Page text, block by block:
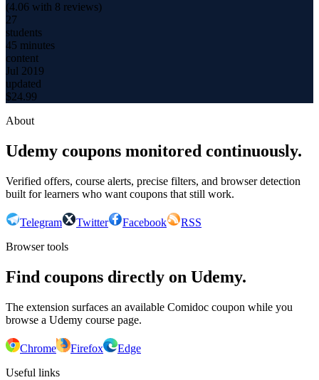
(4.06 with 8 reviews)
27
students
45 minutes
content
Jul 2019
updated
$24.99
About
Udemy coupons monitored continuously.
Verified offers, course alerts, precise filters, and browser detection
built for learners who want coupons that still work.
Telegram Twitter Facebook
RSS
Browser tools
Find coupons directly on Udemy.
The extension surfaces an available Comidoc coupon while you
browse a Udemy course page.
Chrome Firefox
Edge
Useful links